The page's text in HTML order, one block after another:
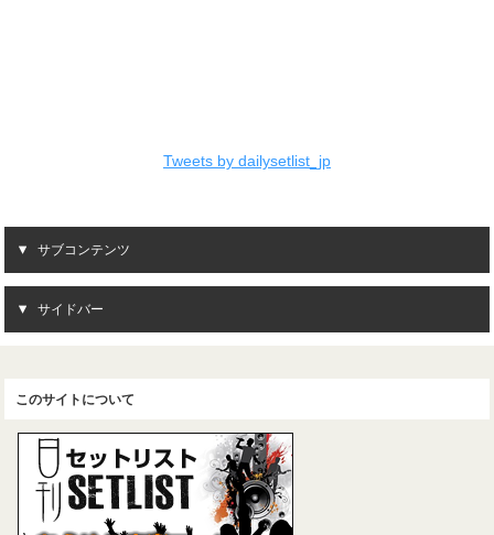
Tweets by dailysetlist_jp
サブコンテンツ
サイドバー
このサイトについて